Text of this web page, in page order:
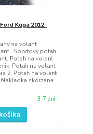
Kuga 2012-
na volant
. Sportovy potah
Potah na volant
Potah na volant
2. Potah na volant
skórzana
3-7 dni